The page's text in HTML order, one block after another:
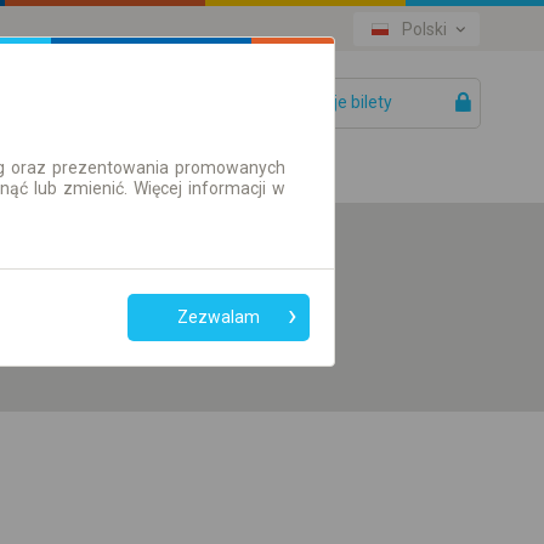
Polski
Twoje bilety
przesiadek
Tylko bilet online
oraz prezentowania promowanych
lub zmienić. Więcej informacji w
Zezwalam